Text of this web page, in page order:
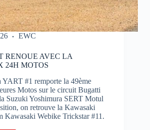
EWC
RENOUE AVEC LA
24H MOTOS
YART #1 remporte la 49ème
Motos sur le circuit Bugatti
Suzuki Yoshimura SERT Motul
on retrouve la Kawasaki
Kawasaki Webike Trickstar #11.